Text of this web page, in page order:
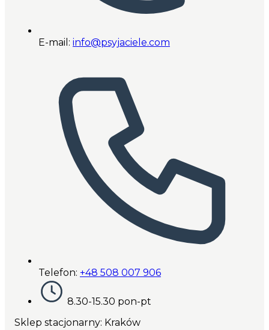
E-mail: info@psyjaciele.com
Telefon: +48 508 007 906
8.30-15.30 pon-pt
Sklep stacjonarny: Kraków